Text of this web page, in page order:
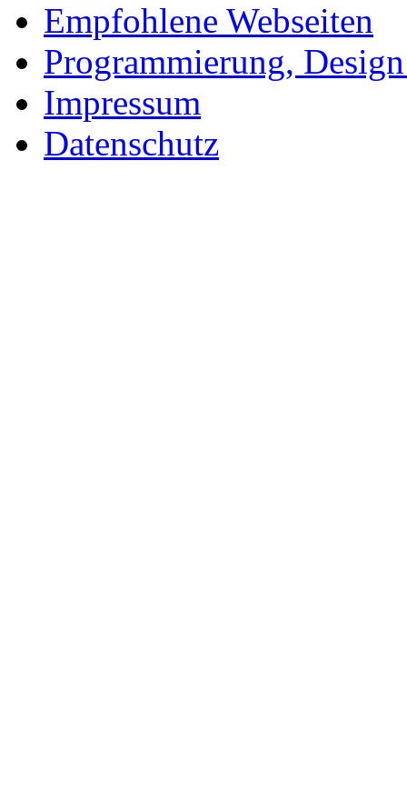
Empfohlene Webseiten
Programmierung,
Impressum
Datenschutz